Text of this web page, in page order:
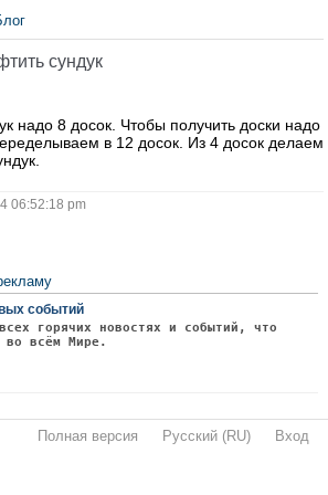
сундук
надо 8 досок. Чтобы получить доски надо
в 12 досок. Из 4 досок делаем
06:52:18 pm
событий
горячих новостях и событий, что
во всём Мире.
Полная версия Русский (RU) Вход